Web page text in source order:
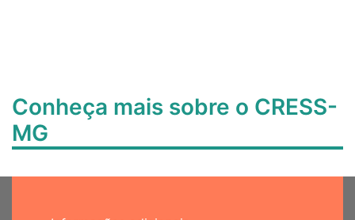
Conheça mais sobre o CRESS-
MG